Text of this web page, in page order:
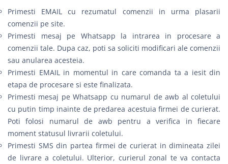
Primesti EMAIL cu rezumatul comenzii in urma plasarii
comenzii pe site.
Primesti mesaj pe Whatsapp la intrarea in procesare a
comenzii tale. Dupa caz, poti sa soliciti modificari ale comenzii
sau anularea acesteia.
Primesti EMAIL in momentul in care comanda ta a iesit din
etapa de procesare si este finalizata.
Primesti mesaj pe Whatsapp cu numarul de awb al coletului
cu putin timp inainte de predarea acestuia firmei de curierat.
Poti folosi numarul de awb pentru a verifica in fiecare
moment statusul livrarii coletului.
Primesti SMS din partea firmei de curierat in dimineata zilei
de livrare a coletului. Ulterior, curierul zonal te va contacta